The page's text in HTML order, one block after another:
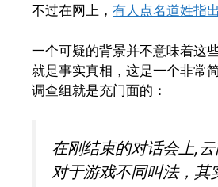
不过在网上， 有人点名道姓指
一个可疑的背景并不意味着这
就是事实真相，这是一个非常
调查组就是充门面的：
在刚结束的对话会上,
对于游戏不同叫法，其